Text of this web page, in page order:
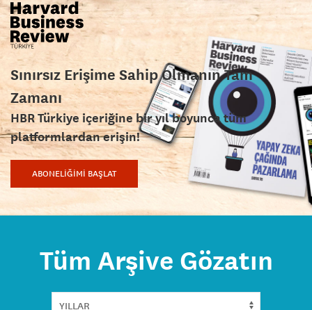
Sınırsız Erişime Sahip Olmanın Tam
Zamanı
HBR Türkiye içeriğine bir yıl boyunca tüm
platformlardan erişin!
ABONELİĞİMİ BAŞLAT
Tüm Arşive Gözatın